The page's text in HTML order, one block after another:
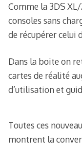
Comme la 3DS
consoles sans
de récupérer celui
Dans la boite on
cartes de réalité
d’utilisation et
Toutes ces
montrent la